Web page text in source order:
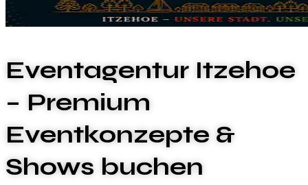
Eventagentur Itzehoe
– Premium
Eventkonzepte &
Shows buchen